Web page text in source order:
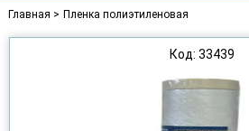
Главная > Пленка полиэтиленовая
Код: 33439